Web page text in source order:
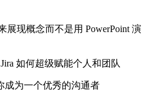
展现概念而不是用 PowerPoint 演
如何超级赋能个人和团队
成为一个优秀的沟通者